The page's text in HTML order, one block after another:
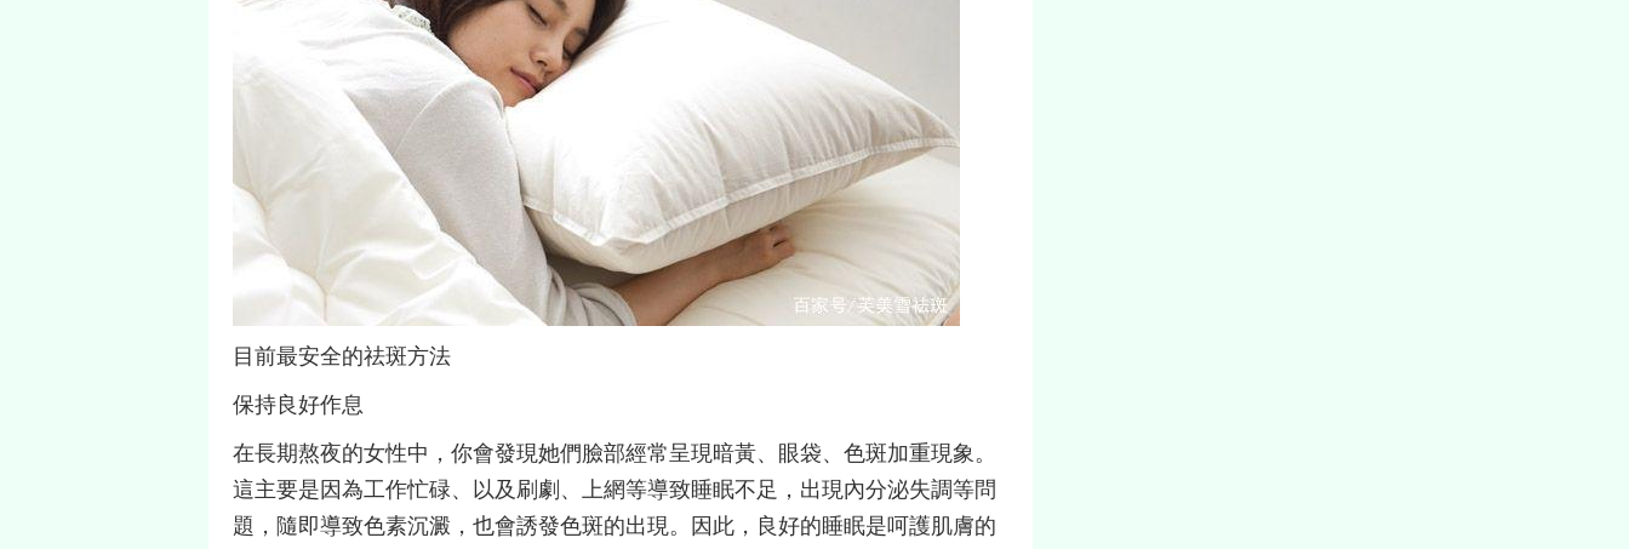
目前最安全的祛斑方法
保持良好作息
在長期熬夜的女性中，你會發現她們臉部經常呈現暗黃、眼袋、色斑加重現象。
這主要是因為工作忙碌、以及刷劇、上網等導致睡眠不足，出現內分泌失調等問
題，隨即導致色素沉澱，也會誘發色斑的出現。因此，良好的睡眠是呵護肌膚的